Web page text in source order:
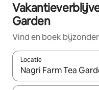
Garden
Vind en boek
Locatie
Wanneer er resultaten